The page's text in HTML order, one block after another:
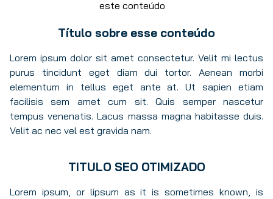
Título sobre esse conteúdo
Lorem ipsum dolor sit amet consectetur. Velit mi lectus
purus tincidunt eget diam dui tortor. Aenean morbi
elementum in tellus eget ante at. Ut sapien etiam
facilisis sem amet cum sit. Quis semper nascetur
tempus venenatis. Lacus massa magna habitasse duis.
Velit ac nec vel est gravida nam.
TITULO SEO OTIMIZADO
Lorem ipsum, or lipsum as it is sometimes known, is